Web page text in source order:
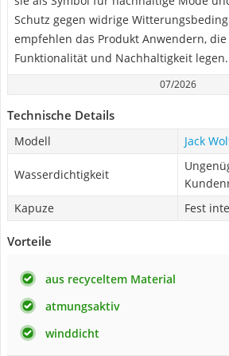
Schutz gegen widrige
empfehlen das Produkt Anwendern,
Funktionalität und Nachhaltigkeit legen.
07/2026
Technische Details
Modell Jack
Wasserdichtigkeit
Kapuze
Fest
Vorteile
aus recyceltem Material
atmungsaktiv
winddicht